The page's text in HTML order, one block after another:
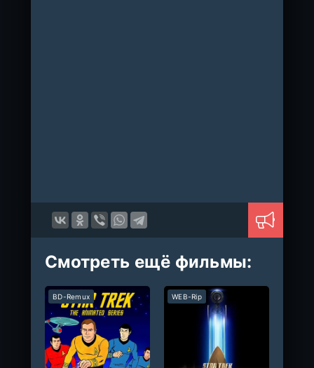
Смотреть ещё фильмы:
BD-Remux WEB-Rip